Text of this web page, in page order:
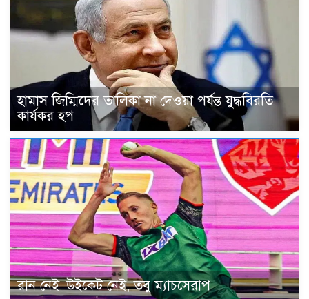
হামাস জিম্মিদের তালিকা না দেওয়া পর্যন্ত যুদ্ধবিরতি
কার্যকর হপ
রান নেই–উইকেট নেই, তবু ম্যাচসেরাপ